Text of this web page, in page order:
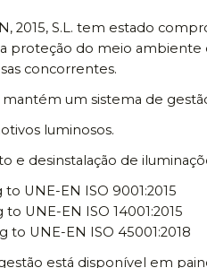
2015, S.L. tem estado
proteção do meio ambiente
concorrentes.
mantém um sistema de
luminosos.
e desinstalação de
UNE-EN ISO 9001:2015
UNE-EN ISO 14001:2015
to UNE-EN ISO 45001:2018
está disponível em